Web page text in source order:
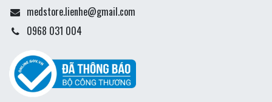
medstore.lienhe@gmail.com
0968 031 004